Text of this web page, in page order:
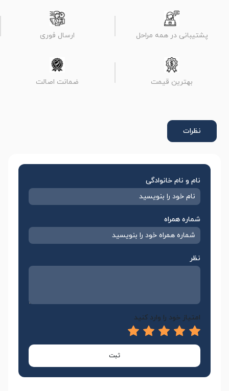
پشتیبانی در همه مراحل ارسال فوری
بهترین قیمت ضمانت اصالت
نظرات
نام و نام خانوادگی
شماره همراه
نظر
امتیاز خود را وارد کنید
ثبت